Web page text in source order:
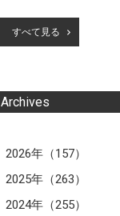
すべて見る
Archives
2026年（157）
2025年（263）
2024年（255）